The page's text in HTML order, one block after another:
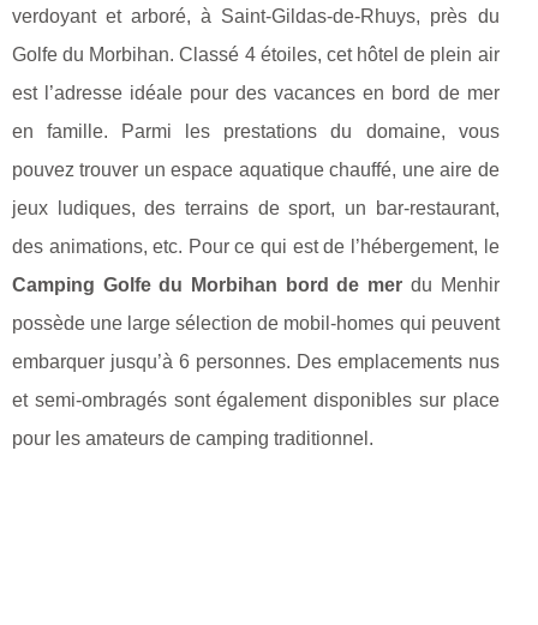
verdoyant et arboré, à Saint-Gildas-de-Rhuys, près du
Golfe du Morbihan. Classé 4 étoiles, cet hôtel de plein air
est l’adresse idéale pour des vacances en bord de mer
en famille. Parmi les prestations du domaine, vous
pouvez trouver un espace aquatique chauffé, une aire de
jeux ludiques, des terrains de sport, un bar-restaurant,
des animations, etc. Pour ce qui est de l’hébergement, le
Camping Golfe du Morbihan bord de mer du Menhir
possède une large sélection de mobil-homes qui peuvent
embarquer jusqu’à 6 personnes. Des emplacements nus
et semi-ombragés sont également disponibles sur place
pour les amateurs de camping traditionnel.